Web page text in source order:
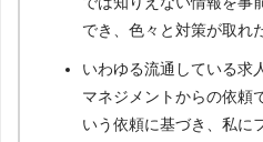
でき、色々と対策が取れ
いわゆる流通している求
マネジメントからの依頼
いう依頼に基づき、私に